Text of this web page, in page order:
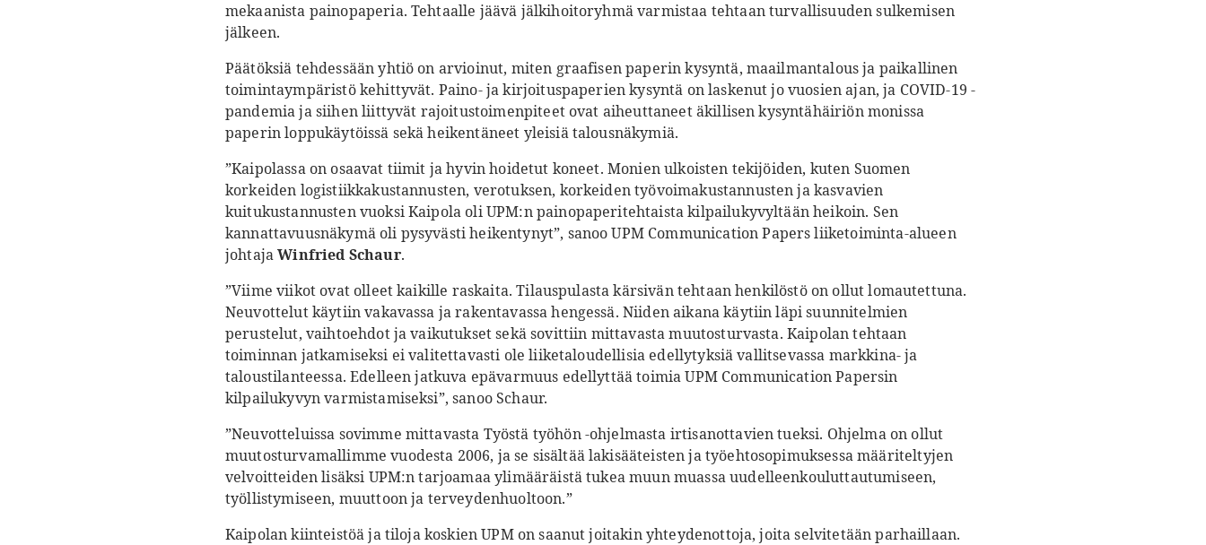
mekaanista painopaperia. Tehtaalle jäävä jälkihoitoryhmä varmistaa tehtaan turvallisuuden sulkemisen
jälkeen.
Päätöksiä tehdessään yhtiö on arvioinut, miten graafisen paperin kysyntä, maailmantalous ja paikallinen
toimintaympäristö kehittyvät. Paino- ja kirjoituspaperien kysyntä on laskenut jo vuosien ajan, ja COVID-19 -
pandemia ja siihen liittyvät rajoitustoimenpiteet ovat aiheuttaneet äkillisen kysyntähäiriön monissa
paperin loppukäytöissä sekä heikentäneet yleisiä talousnäkymiä.
”Kaipolassa on osaavat tiimit ja hyvin hoidetut koneet. Monien ulkoisten tekijöiden, kuten Suomen
korkeiden logistiikkakustannusten, verotuksen, korkeiden työvoimakustannusten ja kasvavien
kuitukustannusten vuoksi Kaipola oli UPM:n painopaperitehtaista kilpailukyvyltään heikoin. Sen
kannattavuusnäkymä oli pysyvästi heikentynyt”, sanoo UPM Communication Papers liiketoiminta-alueen
johtajaWinfried Schaur.
”Viime viikot ovat olleet kaikille raskaita. Tilauspulasta kärsivän tehtaan henkilöstö on ollut lomautettuna.
Neuvottelut käytiin vakavassa ja rakentavassa hengessä. Niiden aikana käytiin läpi suunnitelmien
perustelut, vaihtoehdot ja vaikutukset sekä sovittiin mittavasta muutosturvasta. Kaipolan tehtaan
toiminnan jatkamiseksi ei valitettavasti ole liiketaloudellisia edellytyksiä vallitsevassa markkina- ja
taloustilanteessa. Edelleen jatkuva epävarmuus edellyttää toimia UPM Communication Papersin
kilpailukyvyn varmistamiseksi”, sanoo Schaur.
”Neuvotteluissa sovimme mittavasta Työstä työhön -ohjelmasta irtisanottavien tueksi. Ohjelma on ollut
muutosturvamallimme vuodesta 2006, ja se sisältää lakisääteisten ja työehtosopimuksessa määriteltyjen
velvoitteiden lisäksi UPM:n tarjoamaa ylimääräistä tukea muun muassa uudelleenkouluttautumiseen,
työllistymiseen, muuttoon ja terveydenhuoltoon.”
Kaipolan kiinteistöä ja tiloja koskien UPM on saanut joitakin yhteydenottoja, joita selvitetään parhaillaan.